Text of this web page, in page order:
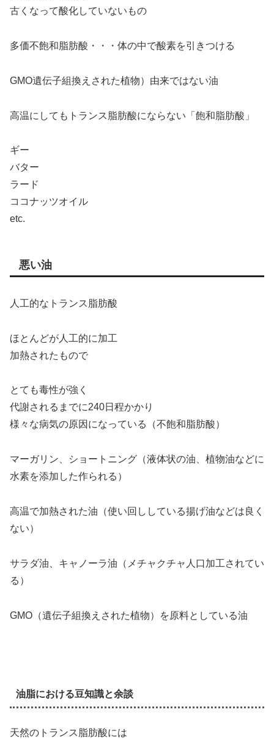
古くなって酸化していないもの
多価不飽和脂肪酸・・・体の中で酸素を引きつける
GMO遺伝子組換えされた植物）由来ではない油
高温にしてもトランス脂肪酸にならない「飽和脂肪酸」
ギー
バター
ラード
ココナッツオイル
etc.
悪い油
人工的なトランス脂肪酸
ほとんどが人工的に加工
加熱されたもので
とても毒性が強く
代謝されるまでに240日程かかり
様々な病気の原因になっている（不飽和脂肪酸）
マーガリン、ショートニング（液体状の油、植物油などに
水素を添加した作られる）
高温で加熱された油（使い回ししている揚げ油などは良く
ない）
サラダ油、キャノーラ油（メチャクチャ人口加工されてい
る）
GMO（遺伝子組換えされた植物）を原料としている油
油脂における豆知識と余談
天然のトランス脂肪酸には